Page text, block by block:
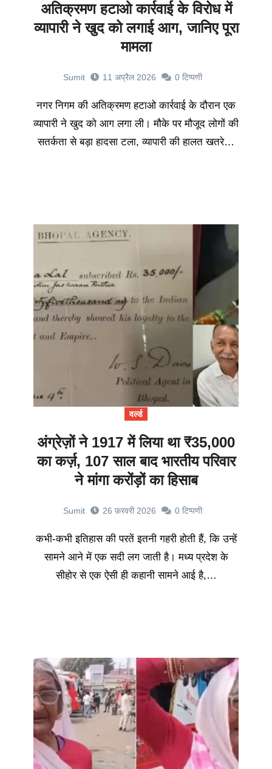
अतिक्रमण हटाओ कार्रवाई के विरोध में
व्यापारी ने खुद को लगाई आग, जानिए पूरा
मामला
Sumit 11 अप्रैल 2026 0 टिप्पणी
नगर निगम की अतिक्रमण हटाओ कार्रवाई के दौरान एक
व्यापारी ने खुद को आग लगा ली। मौके पर मौजूद लोगों की
सतर्कता से बड़ा हादसा टला, व्यापारी की हालत खतरे…
वर्ल्ड
अंग्रेज़ों ने 1917 में लिया था ₹35,000
का कर्ज़, 107 साल बाद भारतीय परिवार
ने मांगा करोंड़ों का हिसाब
Sumit 26 फ़रवरी 2026 0 टिप्पणी
कभी-कभी इतिहास की परतें इतनी गहरी होती हैं, कि उन्हें
सामने आने में एक सदी लग जाती है। मध्य प्रदेश के
सीहोर से एक ऐसी ही कहानी सामने आई है,…